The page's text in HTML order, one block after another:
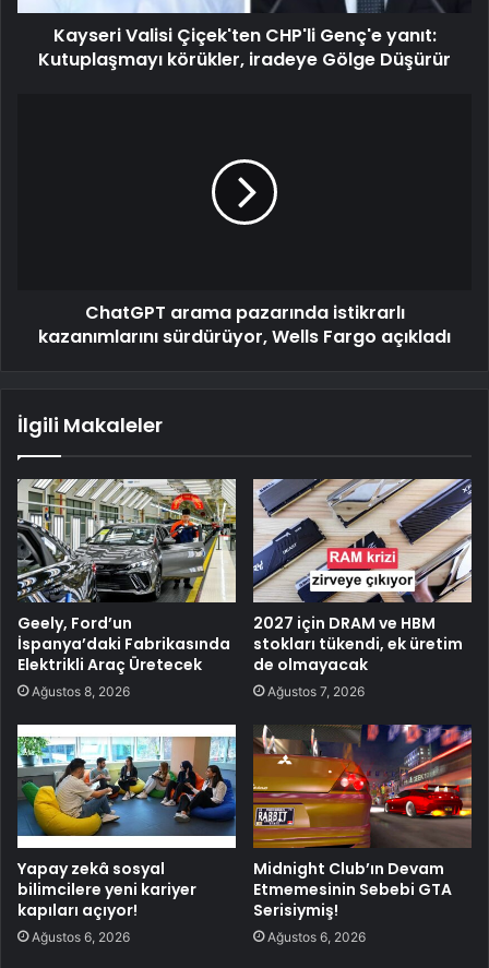
Kayseri Valisi Çiçek'ten CHP'li Genç'e yanıt:
Kutuplaşmayı körükler, iradeye Gölge Düşürür
ChatGPT arama pazarında istikrarlı
kazanımlarını sürdürüyor, Wells Fargo açıkladı
İlgili Makaleler
Geely, Ford’un
İspanya’daki Fabrikasında
Elektrikli Araç Üretecek
Ağustos 8, 2026
2027 için DRAM ve HBM
stokları tükendi, ek üretim
de olmayacak
Ağustos 7, 2026
Yapay zekâ sosyal
bilimcilere yeni kariyer
kapıları açıyor!
Ağustos 6, 2026
Midnight Club’ın Devam
Etmemesinin Sebebi GTA
Serisiymiş!
Ağustos 6, 2026